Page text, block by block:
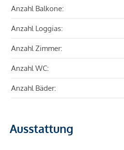
Anzahl Balkone:
Anzahl Loggias:
Anzahl Zimmer:
Anzahl WC:
Anzahl Bäder:
Ausstattung